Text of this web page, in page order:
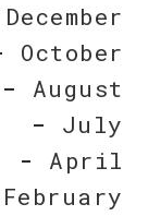
December
October
August
July
April
February